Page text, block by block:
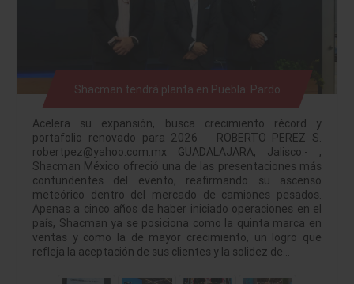
Shacman tendrá planta en Puebla: Pardo
Acelera su expansión, busca crecimiento récord y
portafolio renovado para 2026 ROBERTO PEREZ S.
robertpez@yahoo.com.mx GUADALAJARA, Jalisco.- ,
Shacman México ofreció una de las presentaciones más
contundentes del evento, reafirmando su ascenso
meteórico dentro del mercado de camiones pesados.
Apenas a cinco años de haber iniciado operaciones en el
país, Shacman ya se posiciona como la quinta marca en
ventas y como la de mayor crecimiento, un logro que
refleja la aceptación de sus clientes y la solidez de…